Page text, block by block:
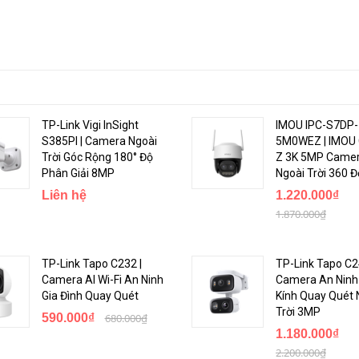
TP-Link Vigi InSight
S385PI | Camera Ngoài
Trời Góc Rộng 180° Độ
Phân Giải 8MP
Liên hệ
IMOU IPC-S7DP-
5M0WEZ |
Z 3K 5MP
Ngoài Trời 360
1.220.000₫
1.870.000₫
TP-Link Tapo C232 |
Camera AI Wi-Fi An Ninh
Gia Đình Quay Quét
590.000₫ 680.000₫
TP-Link Tapo
Camera An
Kính Quay Quét
Trời 3MP
1.180.000₫
2.200.000₫